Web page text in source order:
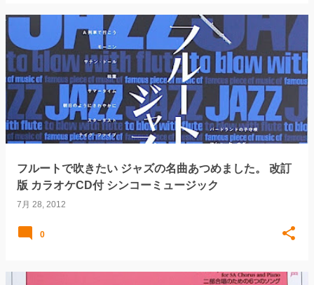
フルートで吹きたい ジャズの名曲あつめました。 改訂
版 カラオケCD付 シンコーミュージック
7月 28, 2012
0